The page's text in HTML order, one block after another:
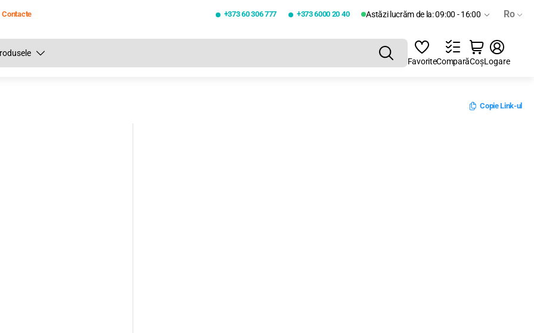
Contacte +373 60 306 777 +373 6000 20 40 Astăzi lucrăm de la: 09:00 - 16:00 Ro
FavoriteComparăCoșLogare
Copie Link-ul